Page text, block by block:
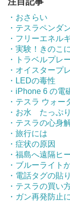
・おさらい
・テスラペンダ
・フリーエネル
・実験！きのこ
・トラベルプレ
・オイスタープ
・LEDの毒性
・iPhone 6 の電
・テスラ ウォ
・お水 たっぷ
・テスラの心身
・旅行には
・症状の原因
・福島へ遠隔ヒ
・ブルーライト
・電話タグの貼
・テスラの買い
・ガン再発防止に